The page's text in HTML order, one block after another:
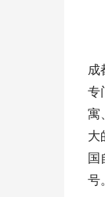
成
专
寓
大
国
号。